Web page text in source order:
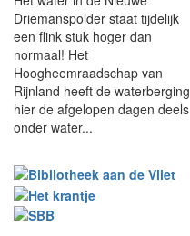
Driemanspolder staat tijdelijk
een flink stuk hoger dan
normaal! Het
Hoogheemraadschap van
Rijnland heeft de waterberging
hier de afgelopen dagen deels
onder water...